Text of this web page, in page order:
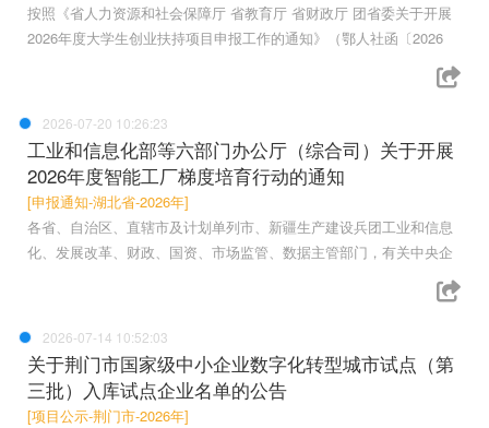
按照《省人力资源和社会保障厅 省教育厅 省财政厅 团省委关于开展
2026年度大学生创业扶持项目申报工作的通知》（鄂人社函〔2026
2026-07-20 10:26:23
工业和信息化部等六部门办公厅（综合司）关于开展
2026年度智能工厂梯度培育行动的通知
[申报通知-湖北省-2026年]
各省、自治区、直辖市及计划单列市、新疆生产建设兵团工业和信息
化、发展改革、财政、国资、市场监管、数据主管部门，有关中央企
2026-07-14 10:52:03
关于荆门市国家级中小企业数字化转型城市试点（第
三批）入库试点企业名单的公告
[项目公示-荆门市-2026年]